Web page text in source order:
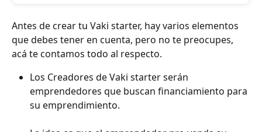
Antes de crear tu Vaki starter, hay varios elementos
que debes tener en cuenta, pero no te preocupes,
acá te contamos todo al respecto.
Los Creadores de Vaki starter serán
emprendedores que buscan financiamiento para
su emprendimiento.